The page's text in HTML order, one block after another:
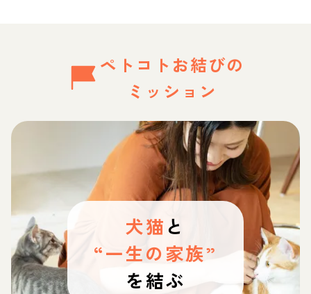
ペトコトお結びの
ミッション
犬猫 と
“一生の家族”
を結ぶ